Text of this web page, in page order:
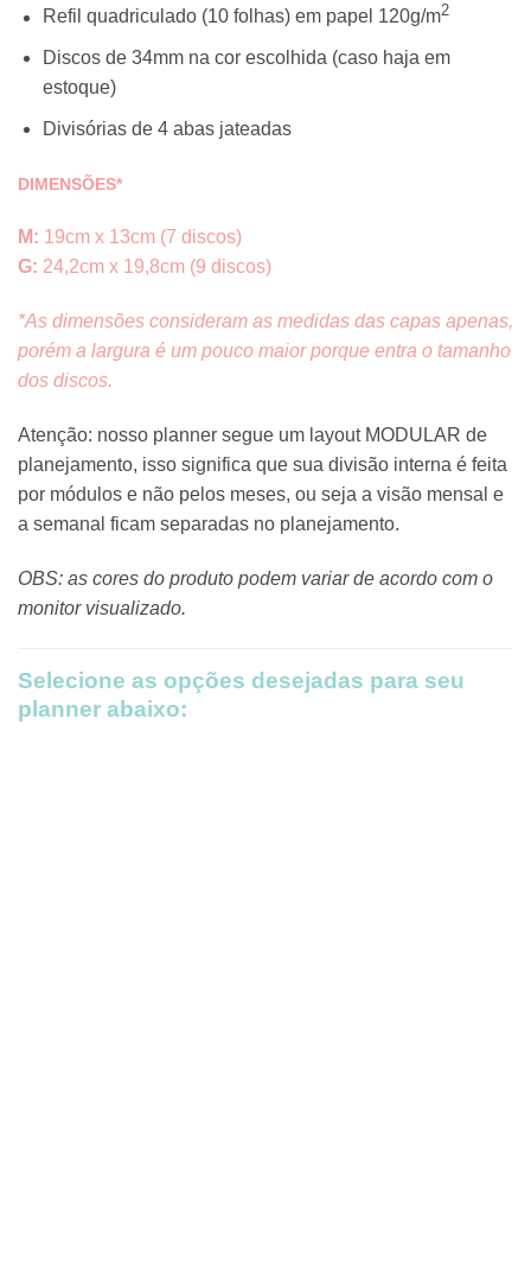
Refil quadriculado (10 folhas) em papel 120g/m2
Discos de 34mm na cor escolhida (caso haja em
estoque)
Divisórias de 4 abas jateadas
DIMENSÕES*
M: 19cm x 13cm (7 discos)
G: 24,2cm x 19,8cm (9 discos)
*As dimensões consideram as medidas das capas apenas,
porém a largura é um pouco maior porque entra o tamanho
dos discos.
Atenção: nosso planner segue um layout MODULAR de
planejamento, isso significa que sua divisão interna é feita
por módulos e não pelos meses, ou seja a visão mensal e
a semanal ficam separadas no planejamento.
OBS: as cores do produto podem variar de acordo com o
monitor visualizado.
Selecione as opções desejadas para seu
planner abaixo: